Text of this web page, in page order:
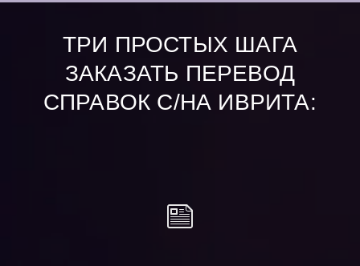
ТРИ ПРОСТЫХ ШАГА
ЗАКАЗАТЬ ПЕРЕВОД
СПРАВОК С/НА ИВРИТА: